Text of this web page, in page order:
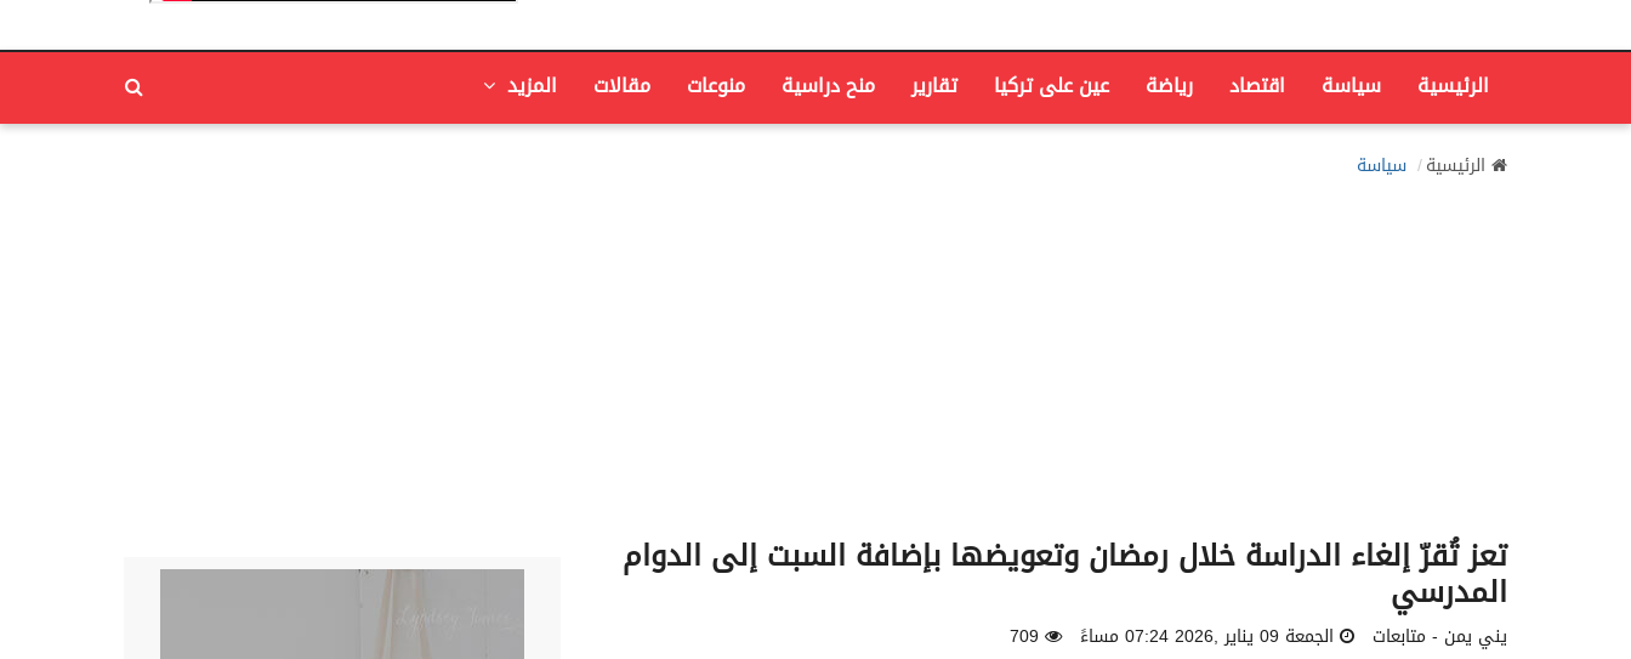
الرئيسية سياسة اقتصاد رياضة عين على تركيا تقارير منح دراسية منوعات مقالات المزيد
الرئيسية سياسة
تعز تُقرّ إلغاء الدراسة خلال رمضان وتعويضها بإضافة السبت إلى الدوام
المدرسي
يني يمن - متابعات الجمعة 09 يناير ,2026 07:24 مساءً 709